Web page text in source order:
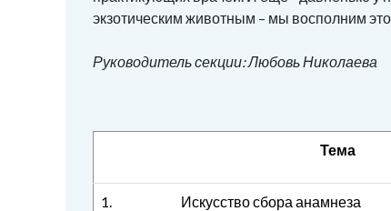
экзотическим животным – мы восполним
Руководитель секции: Любовь Николаева
Тема
1. Искусство сбора анамнеза